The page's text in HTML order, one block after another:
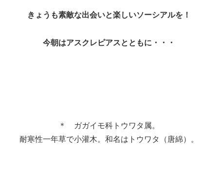
きょうも素敵な出会いと楽しいソーシアルを！
今朝はアスクレピアスとともに・・・
＊ ガガイモ科トウワタ属。
耐寒性一年草で小灌木。和名はトウワタ（唐綿）。